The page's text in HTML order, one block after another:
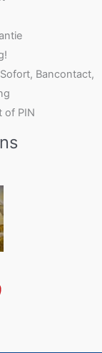
Bancontact,
of PIN